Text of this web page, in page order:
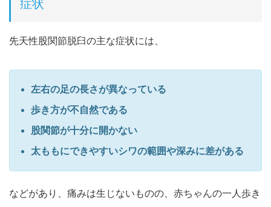
症状
先天性股関節脱臼の主な症状には、
左右の足の長さが異なっている
歩き方が不自然である
股関節が十分に開かない
太ももにできやすいシワの範囲や深みに差がある
などがあり、痛みは生じないものの、赤ちゃんの一人歩き